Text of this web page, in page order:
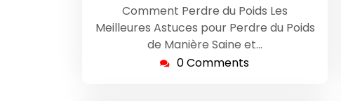
Comment Perdre du Poids Les
Meilleures Astuces pour Perdre du Poids
de Manière Saine et…
0 Comments